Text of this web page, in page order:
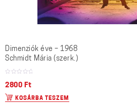
Dimenziók éve – 1968
Schmidt Mária (szerk.)
2800 Ft
KOSÁRBA TESZEM